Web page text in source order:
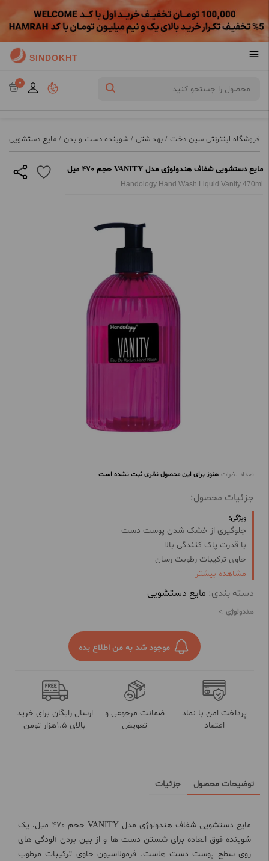
SINDOKHT
0
فروشگاه اینترنتی سین دخت / بهداشتی / شوینده دست و بدن / مایع دستشویی
مایع دستشویی شفاف هندولوژی مدل VANITY حجم 470 میل
Handology Hand Wash Liquid Vanity 470ml
تعداد نظرات هنوز برای این محصول نظری ثبت نشده است
جزئیات محصول:
ویژگی:
جلوگیری از خشک شدن پوست دست
با قدرت پاک کنندگی بالا
حاوی ترکیبات رطوبت رسان
با رایحه خوش و ملایم
مشاهده بیشتر
دسته بندی: مایع دستشویی
هندولوژی
موجود شد به من اطلاع بده
پرداخت امن با نماد
اعتماد
ضمانت مرجوعی و
تعویض
ارسال رایگان برای خرید
بالای 1.5هزار تومن
توضیحات محصول جزئیات
مایع دستشویی شفاف هندولوژی مدل VANITY حجم 470 میل، یک
شوینده فوق العاده برای شستن دست ها و از بین بردن آلودگی های
روی سطح پوست دست هاست. فرمولاسیون حاوی ترکیبات مرطوب